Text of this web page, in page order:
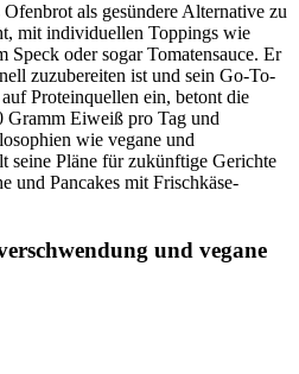
als gesündere Alternative zu
mit individuellen Toppings wie
Speck oder sogar Tomatensauce. Er
zuzubereiten ist und sein Go-To-
Proteinquellen ein, betont die
Gramm Eiweiß pro Tag und
wie vegane und
seine Pläne für zukünftige Gerichte
und Pancakes mit Frischkäse-
und vegane